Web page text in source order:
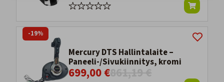
Mercury DTS Hallintalaite –
Paneeli-/Sivukiinnitys, kromi
699,00 €
-19%